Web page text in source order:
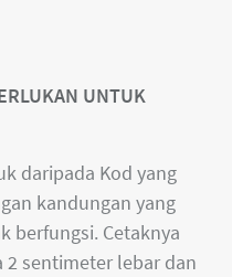
UNTUK
daripada Kod yang
kandungan yang
berfungsi. Cetaknya
sentimeter lebar dan